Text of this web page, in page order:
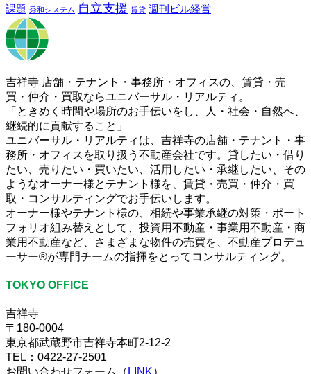
課題 秀和システム 自立支援 賃貸 週刊ビル経営
吉祥寺 店舗・テナント・事務所・オフィスの、賃貸・売
買・仲介・買取ならユニバーサル・リアルティ。
「ときめく時間や場所のお手伝いをし、人・社会・自然へ、
継続的に貢献すること」
ユニバーサル・リアルティは、吉祥寺の店舗・テナント・事
務所・オフィスを取り扱う不動産会社です。貸したい・借り
たい、売りたい・買いたい、活用したい・承継したい、その
ようなオーナー様とテナント様を、賃貸・売買・仲介・買
取・コンサルティングでお手伝いします。
オーナー様やテナント様の、相続や事業承継の対策・ポート
フォリオ組み替えとして、投資用不動産・事業用不動産・商
業用不動産など、さまざまな物件の売買を、不動産プロデュ
ーサー®が専門チームの指揮をとってコンサルティング。
TOKYO OFFICE
吉祥寺
〒180-0004
東京都武蔵野市吉祥寺本町2-12-2
TEL：0422-27-2501
お問い合わせフォーム（
LINK）